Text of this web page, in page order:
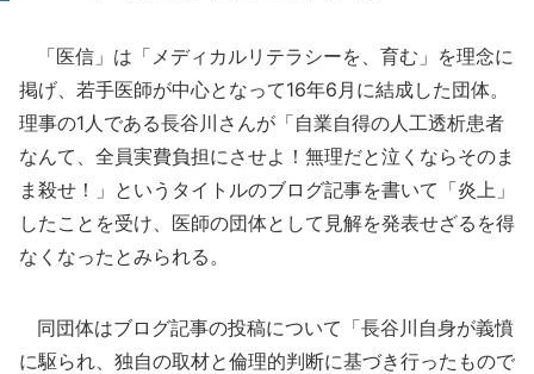
「医信」は「メディカルリテラシーを、育む」を理念に
掲げ、若手医師が中心となって16年6月に結成した団体。
理事の1人である長谷川さんが「自業自得の人工透析患者
なんて、全員実費負担にさせよ！無理だと泣くならそのま
ま殺せ！」というタイトルのブログ記事を書いて「炎上」
したことを受け、医師の団体として見解を発表せざるを得
なくなったとみられる。
同団体はブログ記事の投稿について「長谷川自身が義憤
に駆られ、独自の取材と倫理的判断に基づき行ったもので